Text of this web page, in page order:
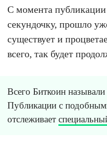
С момента публикации
секундочку, прошло
существует и
всего, так будет
Всего Биткоин
Публикации с
отслеживает